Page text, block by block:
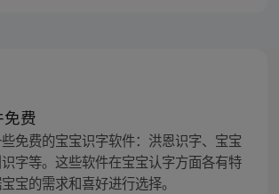
费
免费的宝宝识字软件：洪恩识字、宝宝
字等。这些软件在宝宝认字方面各有特
宝的需求和喜好进行选择。